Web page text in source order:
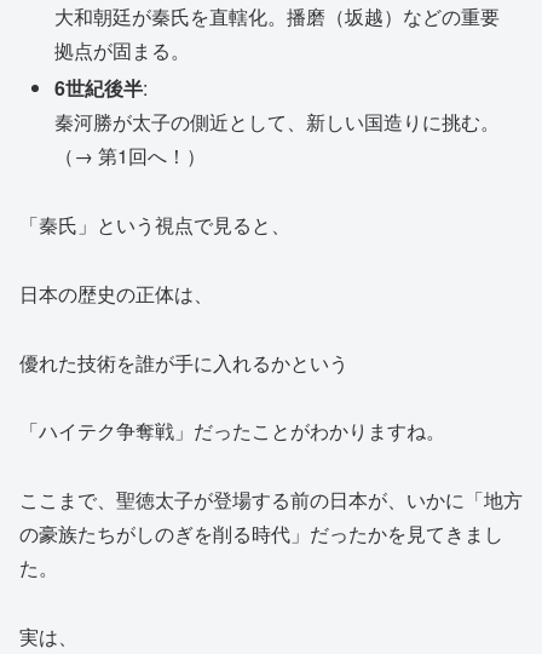
大和朝廷が秦氏を直轄化。播磨（坂越）などの重要
拠点が固まる。
6世紀後半:
秦河勝が太子の側近として、新しい国造りに挑む。
（→ 第1回へ！）
「秦氏」という視点で見ると、
日本の歴史の正体は、
優れた技術を誰が手に入れるかという
「ハイテク争奪戦」だったことがわかりますね。
ここまで、聖徳太子が登場する前の日本が、いかに「地方
の豪族たちがしのぎを削る時代」だったかを見てきまし
た。
実は、